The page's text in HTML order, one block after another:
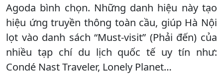
Agoda bình chọn. Những danh hiệu này tạo
hiệu ứng truyền thông toàn cầu, giúp Hà Nội
lọt vào danh sách “Must-visit” (Phải đến) của
nhiều tạp chí du lịch quốc tế uy tín như:
Condé Nast Traveler, Lonely Planet…